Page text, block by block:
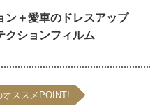
ン＋愛車のドレスアップ
クションフィルム
オススメPOINT!